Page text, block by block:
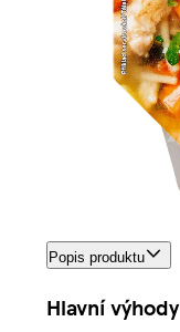
Popis produktu
Hlavní výhody